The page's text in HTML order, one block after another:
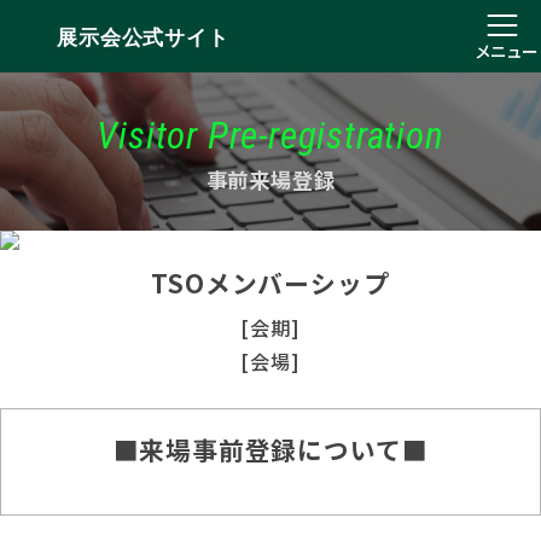
展示会公式サイト
メニュー
Visitor Pre-registration
事前来場登録
TSOメンバーシップ
[会期]
[会場]
■来場事前登録について■